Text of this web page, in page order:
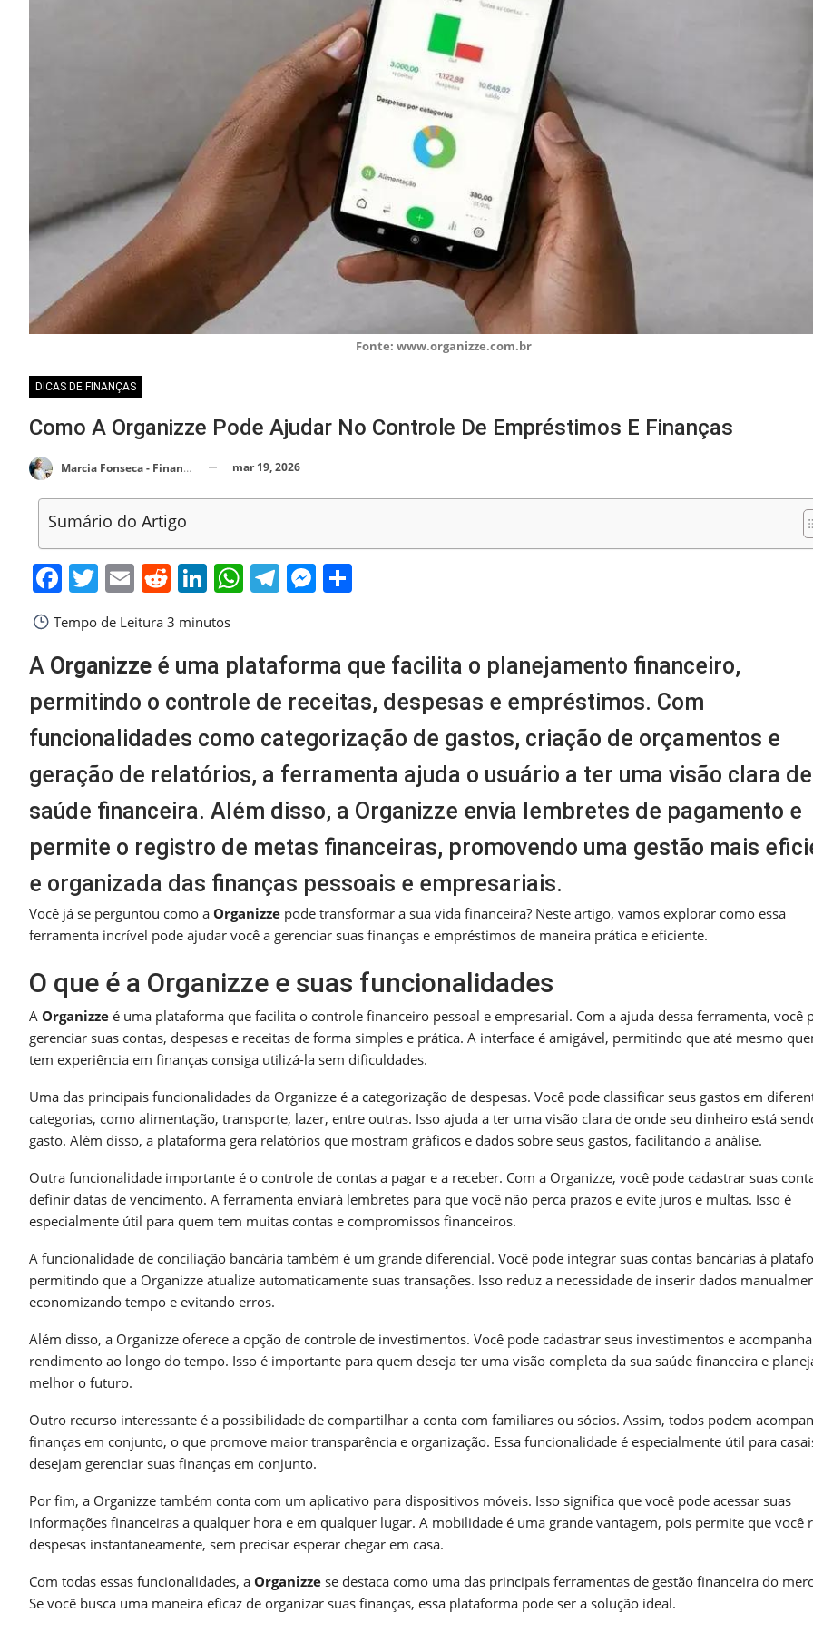
Fonte: www.organizze.com.br
DICAS DE FINANÇAS
Como A Organizze Pode Ajudar No Controle De Empréstimos E Finanças
Marcia Fonseca - Financial Consultant mar 19, 2026
Sumário do Artigo
Facebook
Twitter
EmailReddit
LinkedIn
WhatsApp
Telegram
Messenger
Tempo de Leitura 3 minutos
A Organizze é uma plataforma que facilita o planejamento financeiro,
permitindo o controle de receitas, despesas e empréstimos. Com
funcionalidades como categorização de gastos, criação de orçamentos e
geração de relatórios, a ferramenta ajuda o usuário a ter uma visão clara
saúde financeira. Além disso, a Organizze envia lembretes de pagamento e
permite o registro de metas financeiras, promovendo uma gestão mais
e organizada das finanças pessoais e empresariais.
Você já se perguntou como a Organizze pode transformar a sua vida financeira? Neste artigo, vamos explorar como essa
ferramenta incrível pode ajudar você a gerenciar suas finanças e empréstimos de maneira prática e eficiente.
O que é a Organizze e suas funcionalidades
A Organizze é uma plataforma que facilita o controle financeiro pessoal e empresarial. Com a ajuda dessa ferramenta, você
gerenciar suas contas, despesas e receitas de forma simples e prática. A interface é amigável, permitindo que até mesmo
tem experiência em finanças consiga utilizá-la sem dificuldades.
Uma das principais funcionalidades da Organizze é a categorização de despesas. Você pode classificar seus gastos em
categorias, como alimentação, transporte, lazer, entre outras. Isso ajuda a ter uma visão clara de onde seu dinheiro está
gasto. Além disso, a plataforma gera relatórios que mostram gráficos e dados sobre seus gastos, facilitando a análise.
Outra funcionalidade importante é o controle de contas a pagar e a receber. Com a Organizze, você pode cadastrar suas
definir datas de vencimento. A ferramenta enviará lembretes para que você não perca prazos e evite juros e multas. Isso é
especialmente útil para quem tem muitas contas e compromissos financeiros.
A funcionalidade de conciliação bancária também é um grande diferencial. Você pode integrar suas contas bancárias à
permitindo que a Organizze atualize automaticamente suas transações. Isso reduz a necessidade de inserir dados
economizando tempo e evitando erros.
Além disso, a Organizze oferece a opção de controle de investimentos. Você pode cadastrar seus investimentos e
rendimento ao longo do tempo. Isso é importante para quem deseja ter uma visão completa da sua saúde financeira e
melhor o futuro.
Outro recurso interessante é a possibilidade de compartilhar a conta com familiares ou sócios. Assim, todos podem
finanças em conjunto, o que promove maior transparência e organização. Essa funcionalidade é especialmente útil para
desejam gerenciar suas finanças em conjunto.
Por fim, a Organizze também conta com um aplicativo para dispositivos móveis. Isso significa que você pode acessar suas
informações financeiras a qualquer hora e em qualquer lugar. A mobilidade é uma grande vantagem, pois permite que você
despesas instantaneamente, sem precisar esperar chegar em casa.
Com todas essas funcionalidades, a Organizze se destaca como uma das principais ferramentas de gestão financeira do
Se você busca uma maneira eficaz de organizar suas finanças, essa plataforma pode ser a solução ideal.